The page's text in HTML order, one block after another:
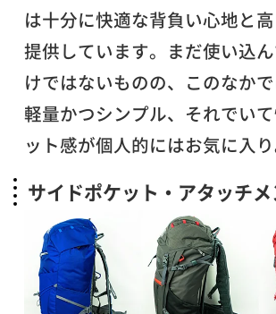
は十分に快適な背負い心地と
提供しています。まだ使い込
けではないものの、このなか
軽量かつシンプル、それでい
ット感が個人的にはお気に入り
サイドポケット・アタッチメ